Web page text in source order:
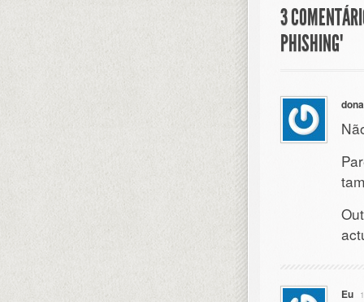
3
PHISHING"
Eu